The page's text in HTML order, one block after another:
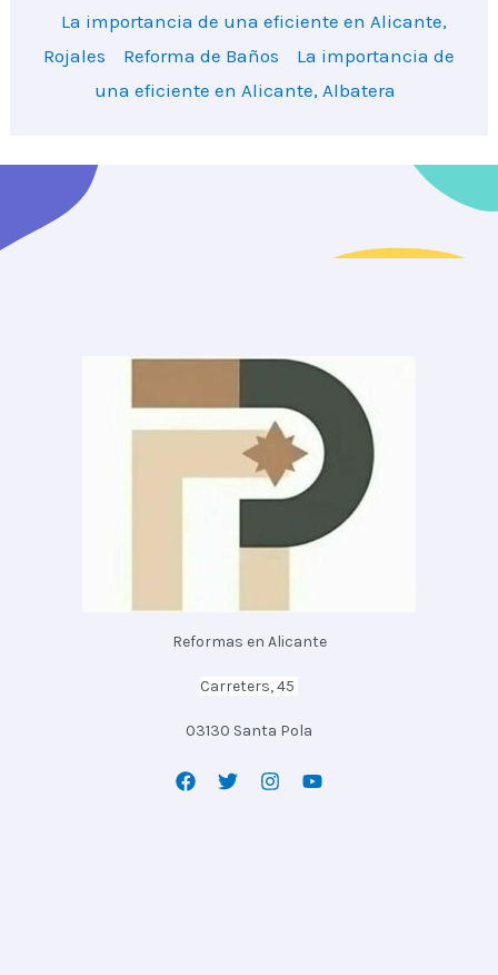
La importancia de una eficiente en Alicante,
Rojales
Reforma de Baños
La importancia de
una eficiente en Alicante, Albatera
Reformas en Alicante
Carreters, 45
03130 Santa Pola